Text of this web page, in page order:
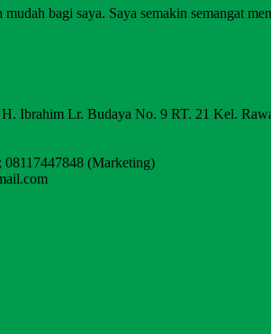
bagi saya. Saya semakin semangat
Ibrahim Lr. Budaya No. 9 RT. 21 Kel.
(Marketing)